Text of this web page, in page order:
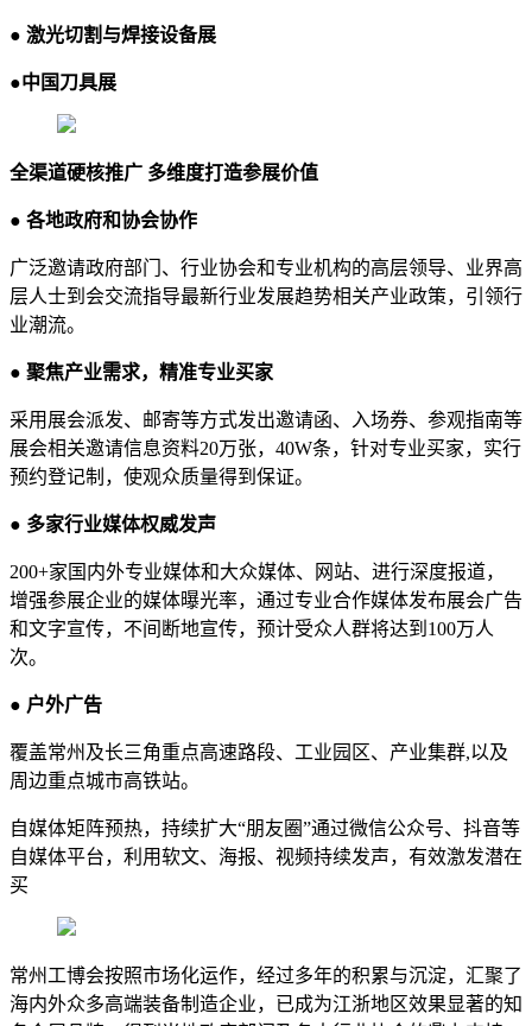
● 激光切割与焊接设备展
●中国刀具展
全渠道硬核推广 多维度打造参展价值
● 各地政府和协会协作
广泛邀请政府部门、行业协会和专业机构的高层领导、业界高
层人士到会交流指导最新行业发展趋势相关产业政策，引领行
业潮流。
● 聚焦产业需求，精准专业买家
采用展会派发、邮寄等方式发出邀请函、入场券、参观指南等
展会相关邀请信息资料20万张，40W条，针对专业买家，实行
预约登记制，使观众质量得到保证。
● 多家行业媒体权威发声
200+家国内外专业媒体和大众媒体、网站、进行深度报道，
增强参展企业的媒体曝光率，通过专业合作媒体发布展会广告
和文字宣传，不间断地宣传，预计受众人群将达到100万人
次。
● 户外广告
覆盖常州及长三角重点高速路段、工业园区、产业集群,以及
周边重点城市高铁站。
自媒体矩阵预热，持续扩大“朋友圈”通过微信公众号、抖音等
自媒体平台，利用软文、海报、视频持续发声，有效激发潜在
买
常州工博会按照市场化运作，经过多年的积累与沉淀，汇聚了
海内外众多高端装备制造企业，已成为江浙地区效果显著的知